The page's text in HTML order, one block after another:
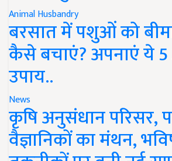
Animal Husbandry
बरसात में पशुओं को
कैसे बचाएं? अपनाएं ये
उपाय..
News
कृषि अनुसंधान परिसर,
वैज्ञानिकों का मंथन,